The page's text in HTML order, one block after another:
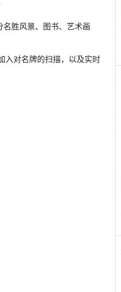
胜风景、图书、艺术画
入对名牌的扫描，以及实时